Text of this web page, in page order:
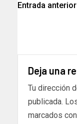
Entrada anterior
Deja una
Tu dirección
publicada.
marcados con